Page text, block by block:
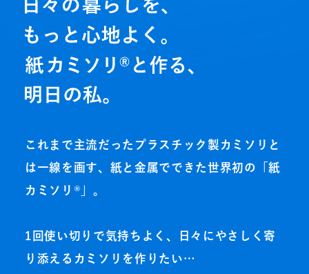
これまで主流だったプラスチック製カミソリと
は一線を画す、紙と金属でできた世界初の「紙
カミソリ®」。
1回使い切りで気持ちよく、日々にやさしく寄
り添えるカミソリを作りたい…